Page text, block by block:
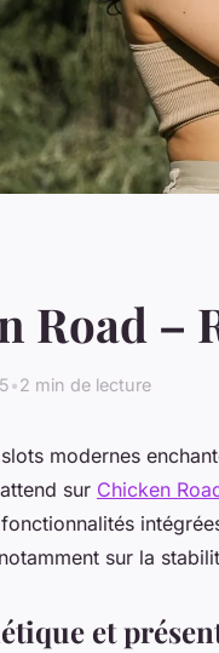
Road –
•2 min de lecture
modernes
sur Chicken
sur la
et